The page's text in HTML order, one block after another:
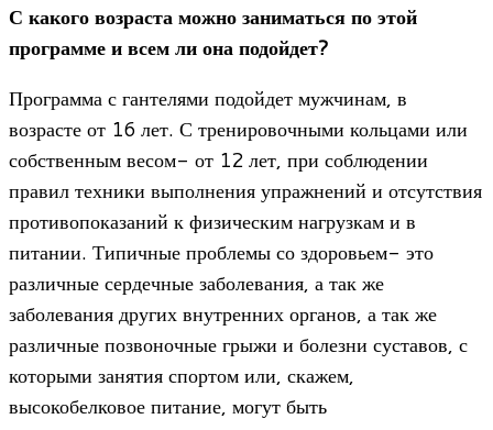
С какого возраста можно заниматься по этой
программе и всем ли она подойдет?
Программа с гантелями подойдет мужчинам, в
возрасте от 16 лет. С тренировочными кольцами или
собственным весом- от 12 лет, при соблюдении
правил техники выполнения упражнений и отсутствия
противопоказаний к физическим нагрузкам и в
питании. Типичные проблемы со здоровьем- это
различные сердечные заболевания, а так же
заболевания других внутренних органов, а так же
различные позвоночные грыжи и болезни суставов, с
которыми занятия спортом или, скажем,
высокобелковое питание, могут быть